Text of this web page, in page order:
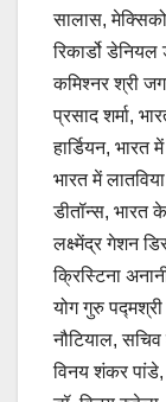
सालास,
रिकार्डो
कमिश्नर श्री
प्रसाद शर्मा,
हार्डियन, भारत
भारत में
डीतॉन्स, भारत
लक्ष्मेंद्र गेशन
क्रिस्टिना
योग गुरु
नौटियाल, सचिव
विनय शंकर पांडे,